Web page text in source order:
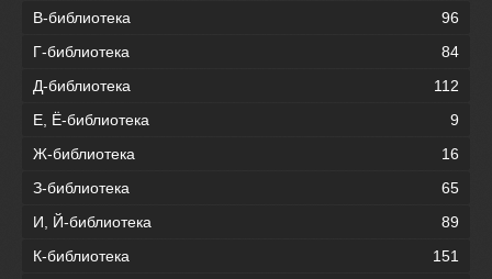
В-библиотека
96
Г-библиотека
84
Д-библиотека
112
Е, Ё-библиотека
9
Ж-библиотека
16
З-библиотека
65
И, Й-библиотека
89
К-библиотека
151